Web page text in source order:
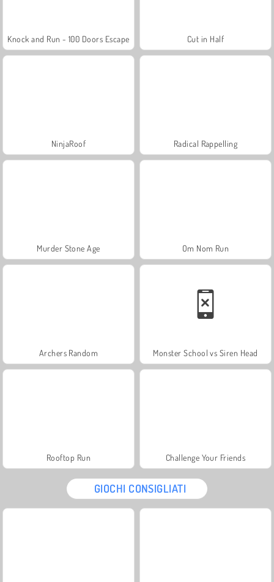
Knock and Run - 100 Doors Escape Cut in Half
NinjaRoof Radical Rappelling
Murder Stone Age Om Nom Run
Archers Random Monster School vs Siren Head
Rooftop Run Challenge Your Friends
GIOCHI CONSIGLIATI